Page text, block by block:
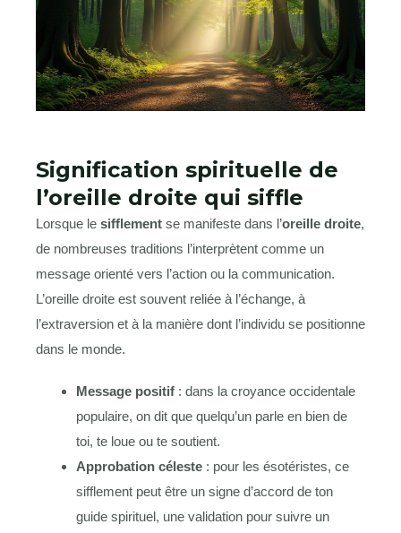
Signification spirituelle de
l’oreille droite qui siffle
Lorsque le sifflement se manifeste dans l’oreille droite,
de nombreuses traditions l’interprètent comme un
message orienté vers l’action ou la communication.
L’oreille droite est souvent reliée à l’échange, à
l’extraversion et à la manière dont l’individu se positionne
dans le monde.
Message positif : dans la croyance occidentale
populaire, on dit que quelqu’un parle en bien de
toi, te loue ou te soutient.
Approbation céleste : pour les ésotéristes, ce
sifflement peut être un signe d’accord de ton
guide spirituel, une validation pour suivre un